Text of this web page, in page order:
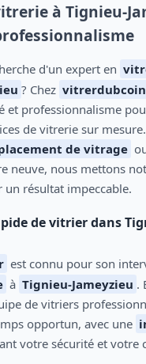
à Tignieu-
d'un expert en
? Chez
et professionnalisme
de vitrerie sur
de vitrage
neuve, nous mettons
résultat impeccable.
de vitrier dans
est connu pour son
à Tignieu-Jameyzieu .
de vitriers
opportun, avec une
votre sécurité et votre